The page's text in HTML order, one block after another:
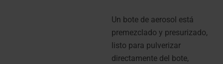
Un bote de aerosol está
premezclado y presurizado,
listo para pulverizar
directamente del bote,